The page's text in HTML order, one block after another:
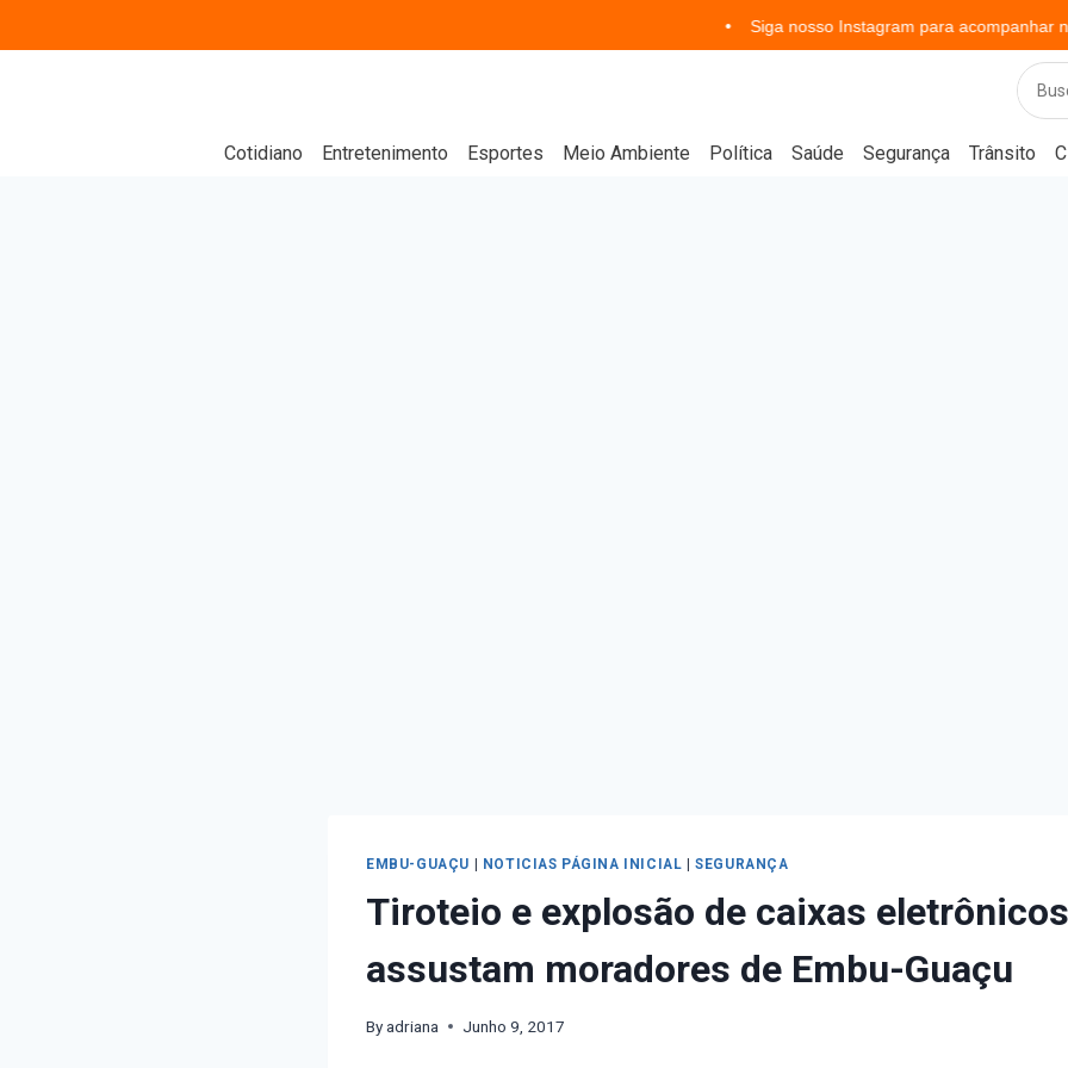
Siga nosso Instagram para acompanhar notícias
Cotidiano Entretenimento Esportes Meio Ambiente Política Saúde Segurança Trânsito
EMBU-GUAÇU NOTICIAS PÁGINA INICIAL |SEGURANÇA
Tiroteio e explosão de caixas eletrônicos
assustam moradores de Embu-Guaçu
Byadriana Junho 9, 2017